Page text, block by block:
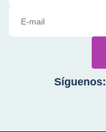
Síguenos: